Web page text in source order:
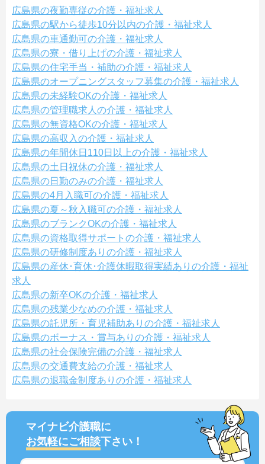
広島県の夜勤専従の介護・福祉求人
広島県の駅から徒歩10分以内の介護・福祉求人
広島県の車通勤可の介護・福祉求人
広島県の寮・借り上げの介護・福祉求人
広島県の住宅手当・補助の介護・福祉求人
広島県のオープニングスタッフ募集の介護・福祉求人
広島県の未経験OKの介護・福祉求人
広島県の管理職求人の介護・福祉求人
広島県の無資格OKの介護・福祉求人
広島県の高収入の介護・福祉求人
広島県の年間休日110日以上の介護・福祉求人
広島県の土日祝休の介護・福祉求人
広島県の日勤のみの介護・福祉求人
広島県の4月入職可の介護・福祉求人
広島県の夏～秋入職可の介護・福祉求人
広島県のブランクOKの介護・福祉求人
広島県の資格取得サポートの介護・福祉求人
広島県の研修制度ありの介護・福祉求人
広島県の産休･育休･介護休暇取得実績ありの介護・福祉
求人
広島県の新卒OKの介護・福祉求人
広島県の残業少なめの介護・福祉求人
広島県の託児所・育児補助ありの介護・福祉求人
広島県のボーナス・賞与ありの介護・福祉求人
広島県の社会保険完備の介護・福祉求人
広島県の交通費支給の介護・福祉求人
広島県の退職金制度ありの介護・福祉求人
マイナビ介護職に
お気軽にご相談下さい！